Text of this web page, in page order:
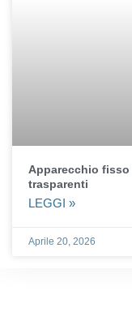
Apparecchio
trasparenti
LEGGI »
Aprile 20, 2026